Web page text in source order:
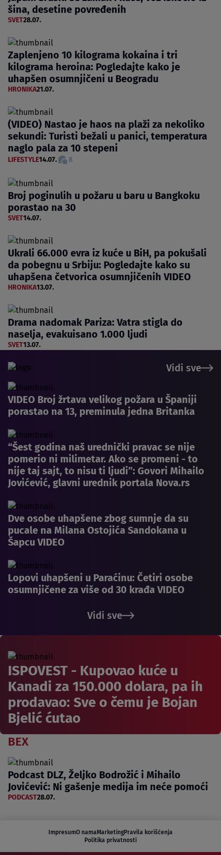
šina, desetine povređenih
SVET28.07.
Zaplenjeno 10 kilograma kokaina i tri
kilograma heroina: Pogledajte kako je
uhapšen osumnjičeni u Beogradu
HRONIKA21.07.
(VIDEO) Nastao je haos na plaži za nekoliko
sekundi: Turisti bežali u panici, temperatura
naglo pala za 10 stepeni
LIFESTYLE14.07. 8
Broj poginulih u požaru u baru u Bangkoku
porastao na 30
SVET14.07.
Ukrali 66.000 evra iz kuće u BiH, pa pokušali
da pobegnu u Srbiju: Pogledajte kako su
uhapšena četvorica osumnjičenih VIDEO
HRONIKA13.07.
Drama nadomak Pariza: Vatra stigla do
naselja, evakuisano 1.000 ljudi
SVET13.07.
Vidi sve
VIDEO Broj žrtava velikog požara u Španiji
porastao na 13, preminula jedna Britanka
“Šest godina naš urednički pravac se nije
pomerio ni milimetar. Ako se promeni - to
nije taj sajt, to nisu ti ljudi”: Govori Mihailo
Jovićević, glavni urednik portala Nova.rs
Dve osobe uhapšene zbog sumnje da su
pucale na Milana Ostojića Sandokana u
Šapcu VIDEO
Lopovi uhapšeni u Paraćinu: Četiri osobe
osumnjičene za više od 30 krađa VIDEO
Vidi sve
ISPOVEST - Kupovao kuće u
Kanadi za 150.000 dolara, pa ih
prodavao: Sve o čemu je Bojan
Bjelić ćutao
BEX
Podcast DLZ, Željko Bodrožić i Mihailo
Jovićević: Ni gašenje medija im neće pomoći
PODCAST28.07.
ImpresumO namaMarketingPravila korišćenja
Politika privatnosti